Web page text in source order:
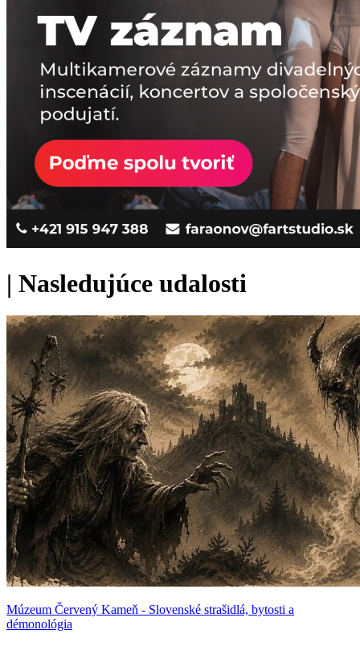
| Nasledujúce udalosti
Múzeum Červený Kameň - Slovenské strašidlá, bytosti a
démonológia